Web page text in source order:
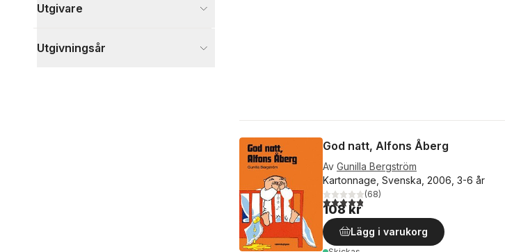
Utgivare
Utgivningsår
God natt, Alfons Åberg
Av Gunilla Bergström
Kartonnage, Svenska, 2006, 3-6 år
4,8utav 5 stjärnor. Totalt antal röster:
(68)
108 kr
Lägg i varukorg